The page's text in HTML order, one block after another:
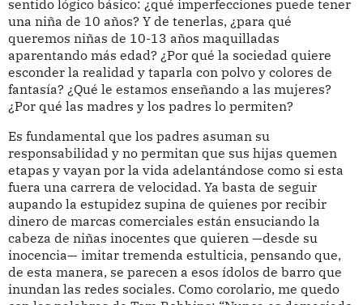
sentido lógico básico: ¿qué imperfecciones puede tener
una niña de 10 años? Y de tenerlas, ¿para qué
queremos niñas de 10-13 años maquilladas
aparentando más edad? ¿Por qué la sociedad quiere
esconder la realidad y taparla con polvo y colores de
fantasía? ¿Qué le estamos enseñando a las mujeres?
¿Por qué las madres y los padres lo permiten?
Es fundamental que los padres asuman su
responsabilidad y no permitan que sus hijas quemen
etapas y vayan por la vida adelantándose como si esta
fuera una carrera de velocidad. Ya basta de seguir
aupando la estupidez supina de quienes por recibir
dinero de marcas comerciales están ensuciando la
cabeza de niñas inocentes que quieren —desde su
inocencia— imitar tremenda estulticia, pensando que,
de esta manera, se parecen a esos ídolos de barro que
inundan las redes sociales. Como corolario, me quedo